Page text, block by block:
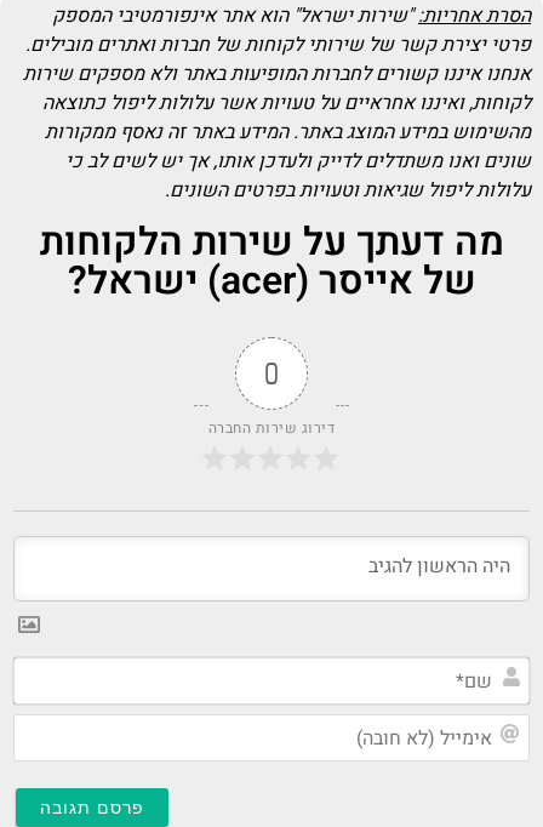
הסרת אחריות:"שירות ישראל" הוא אתר אינפורמטיבי המספק
פרטי יצירת קשר של שירותי לקוחות של חברות ואתרים מובילים.
אנחנו איננו קשורים לחברות המופיעות באתר ולא מספקים שירות
לקוחות, ואיננו אחראיים על טעויות אשר עלולות ליפול כתוצאה
מהשימוש במידע המוצג באתר. המידע באתר זה נאסף ממקורות
שונים ואנו משתדלים לדייק ולעדכן אותו, אך יש לשים לב כי
עלולות ליפול שגיאות וטעויות בפרטים השונים.
מה דעתך על שירות הלקוחות
של אייסר (acer) ישראל?
0
דירוג שירות החברה